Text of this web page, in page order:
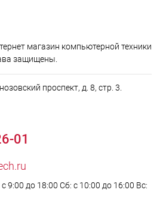
магазин компьютерной техники
защищены.
проспект, д. 8, стр. 3.
01
9:00 до 18:00 Сб: с 10:00 до 16:00 Вс: